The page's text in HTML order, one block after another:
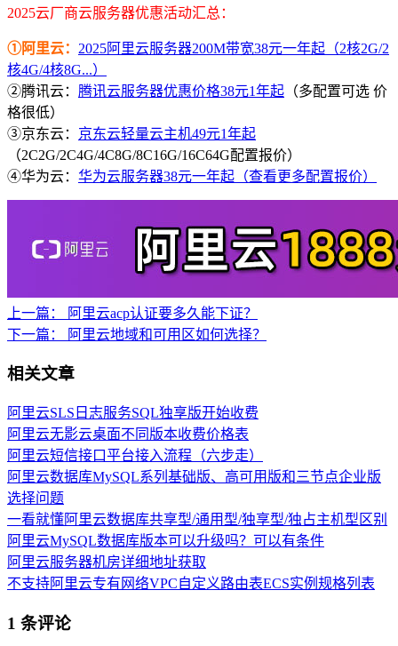
2025云厂商云服务器优惠活动汇总：
①阿里云： 2025阿里云服务器200M带宽38元一年起（2核2G/2
核4G/4核8G...）
②腾讯云： 腾讯云服务器优惠价格38元1年起 （多配置可选 价
格很低）
③京东云： 京东云轻量云主机49元1年起
（2C2G/2C4G/4C8G/8C16G/16C64G配置报价）
④华为云： 华为云服务器38元一年起（查看更多配置报价）
上一篇：
阿里云acp认证要多久能下证？
下一篇：
阿里云地域和可用区如何选择？
相关文章
阿里云SLS日志服务SQL独享版开始收费
阿里云无影云桌面不同版本收费价格表
阿里云短信接口平台接入流程（六步走）
阿里云数据库MySQL系列基础版、高可用版和三节点企业版
选择问题
一看就懂阿里云数据库共享型/通用型/独享型/独占主机型区别
阿里云MySQL数据库版本可以升级吗？可以有条件
阿里云服务器机房详细地址获取
不支持阿里云专有网络VPC自定义路由表ECS实例规格列表
1 条评论